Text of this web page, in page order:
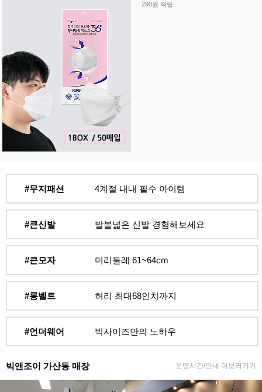
290원 적립
#무지패션 4계절 내내 필수 아이템
#큰신발 발볼넓은 신발 경험해보세요
#큰모자 머리둘레 61~64cm
#롱벨트 허리 최대68인치까지
#언더웨어 빅사이즈만의 노하우
빅앤조이 가산동 매장 운영시간/안내 더보러가기